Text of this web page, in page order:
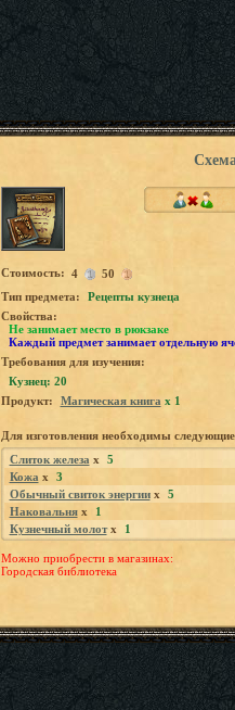
Стоимость: 4
50
Tип предмета:
Рецепты кузнеца
Свойства:
Не занимает место в рюкзаке
Каждый предмет занимает отдельную
Требования для изучения:
Кузнец: 20
Продукт:
Магическая книга x 1
Для изготовления необходимы
Слиток железа x
5
Кожа x
3
Обычный свиток энергииx
5
Наковальняx
1
Кузнечный молотx 1
Можно приобрести в магазинах:
Городская библиотека